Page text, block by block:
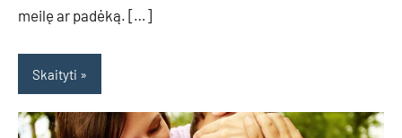
meilę ar padėką. […]
Skaityti